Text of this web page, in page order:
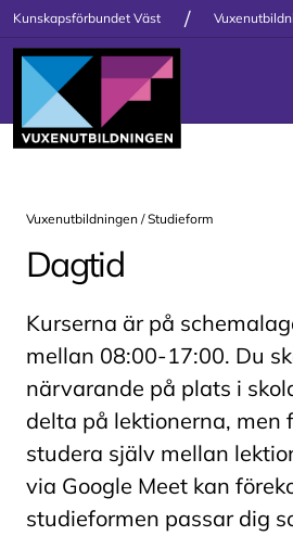
Kunskapsförbundet Väst /
Vuxenutbildningen / Studieform
Dagtid
Kurserna är på
mellan 08:00-17:00. Du
närvarande på plats i
delta på lektionerna, men
studera själv mellan
via Google Meet kan
studieformen passar dig